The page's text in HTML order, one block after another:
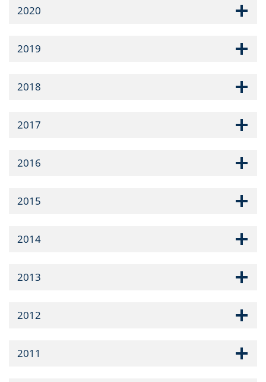
2020
2019
2018
2017
2016
2015
2014
2013
2012
2011